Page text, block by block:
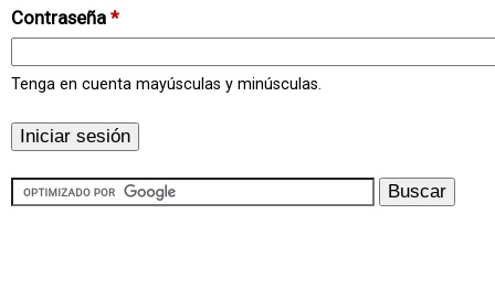
Contraseña *
Tenga en cuenta mayúsculas y minúsculas.